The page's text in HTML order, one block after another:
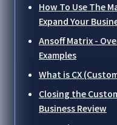
How To Use The
Expand Your
Ansoff Matrix -
Examples
What is CX
Closing the
Business Review